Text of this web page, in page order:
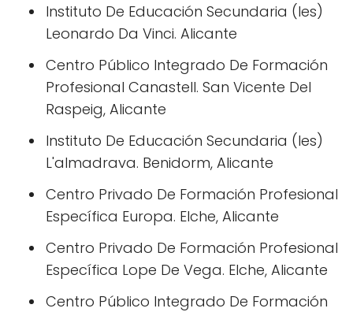
Instituto De Educación Secundaria (Ies)
Leonardo Da Vinci. Alicante
Centro Público Integrado De Formación
Profesional Canastell. San Vicente Del
Raspeig, Alicante
Instituto De Educación Secundaria (Ies)
L'almadrava. Benidorm, Alicante
Centro Privado De Formación Profesional
Específica Europa. Elche, Alicante
Centro Privado De Formación Profesional
Específica Lope De Vega. Elche, Alicante
Centro Público Integrado De Formación